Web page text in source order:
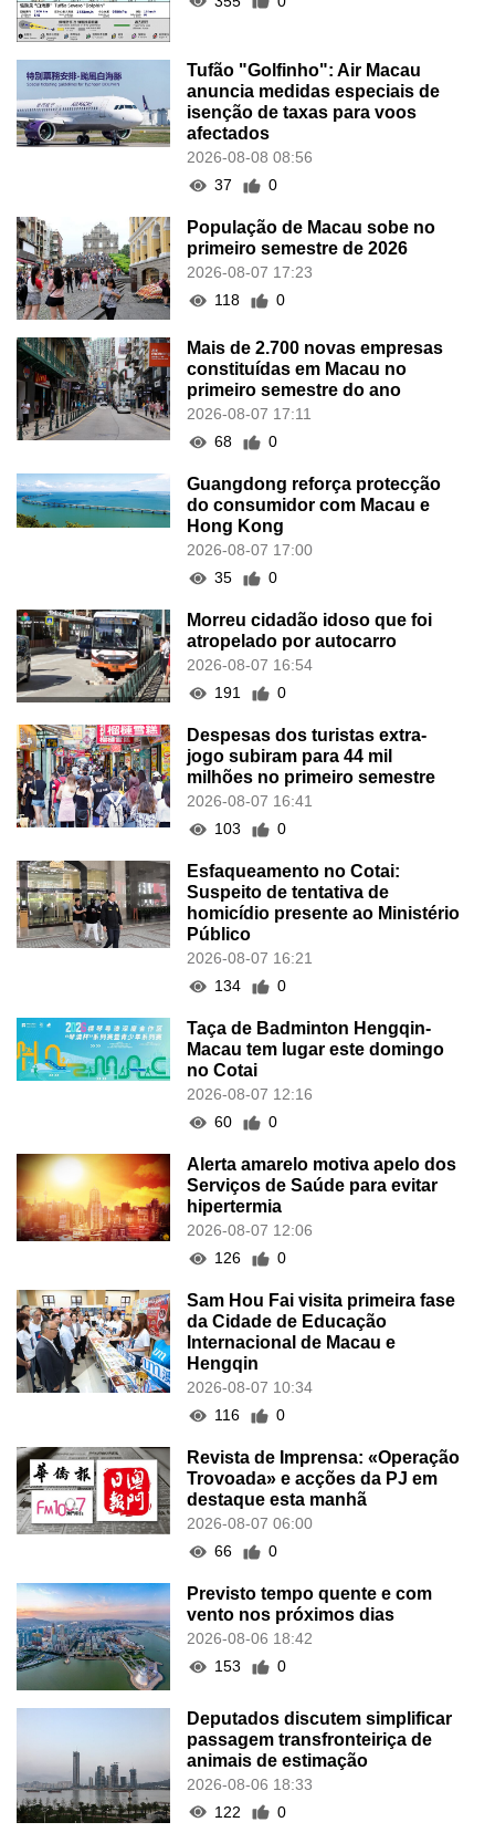
Tufão "Golfinho": Air Macau
anuncia medidas especiais de
isenção de taxas para voos
afectados
2026-08-08 08:56
37
0
População de Macau sobe no
primeiro semestre de 2026
2026-08-07 17:23
118
0
Mais de 2.700 novas empresas
constituídas em Macau no
primeiro semestre do ano
2026-08-07 17:11
68
0
Guangdong reforça protecção
do consumidor com Macau e
Hong Kong
2026-08-07 17:00
35
0
Morreu cidadão idoso que foi
atropelado por autocarro
2026-08-07 16:54
191
0
Despesas dos turistas extra-
jogo subiram para 44 mil
milhões no primeiro semestre
2026-08-07 16:41
103
0
Esfaqueamento no Cotai:
Suspeito de tentativa de
homicídio presente ao Ministério
Público
2026-08-07 16:21
134
0
Taça de Badminton Hengqin-
Macau tem lugar este domingo
no Cotai
2026-08-07 12:16
60
0
Alerta amarelo motiva apelo dos
Serviços de Saúde para evitar
hipertermia
2026-08-07 12:06
126
0
Sam Hou Fai visita primeira fase
da Cidade de Educação
Internacional de Macau e
Hengqin
2026-08-07 10:34
116
0
Revista de Imprensa: «Operação
Trovoada» e acções da PJ em
destaque esta manhã
2026-08-07 06:00
66
0
Previsto tempo quente e com
vento nos próximos dias
2026-08-06 18:42
153
0
Deputados discutem simplificar
passagem transfronteiriça de
animais de estimação
2026-08-06 18:33
122
0